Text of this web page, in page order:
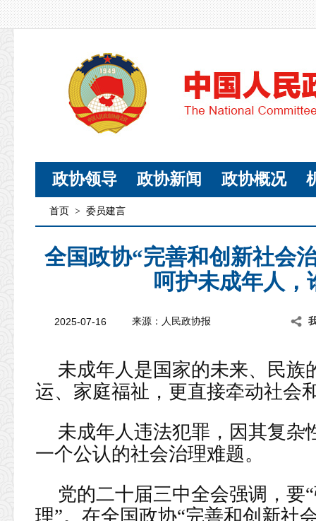
政协领导 政协新闻 政协概况
首页 > 委员建言
全国政协“完善和创新社会
呵护未成年人，
2025-07-16 来源：人民政协报
未成年人是国家的未来、民族
运、家庭福祉，更直接牵动社会
未成年人违法犯罪，因其复杂
一个公认的社会治理难题。
党的二十届三中全会强调，要
理”。在全国政协“完善和创新社